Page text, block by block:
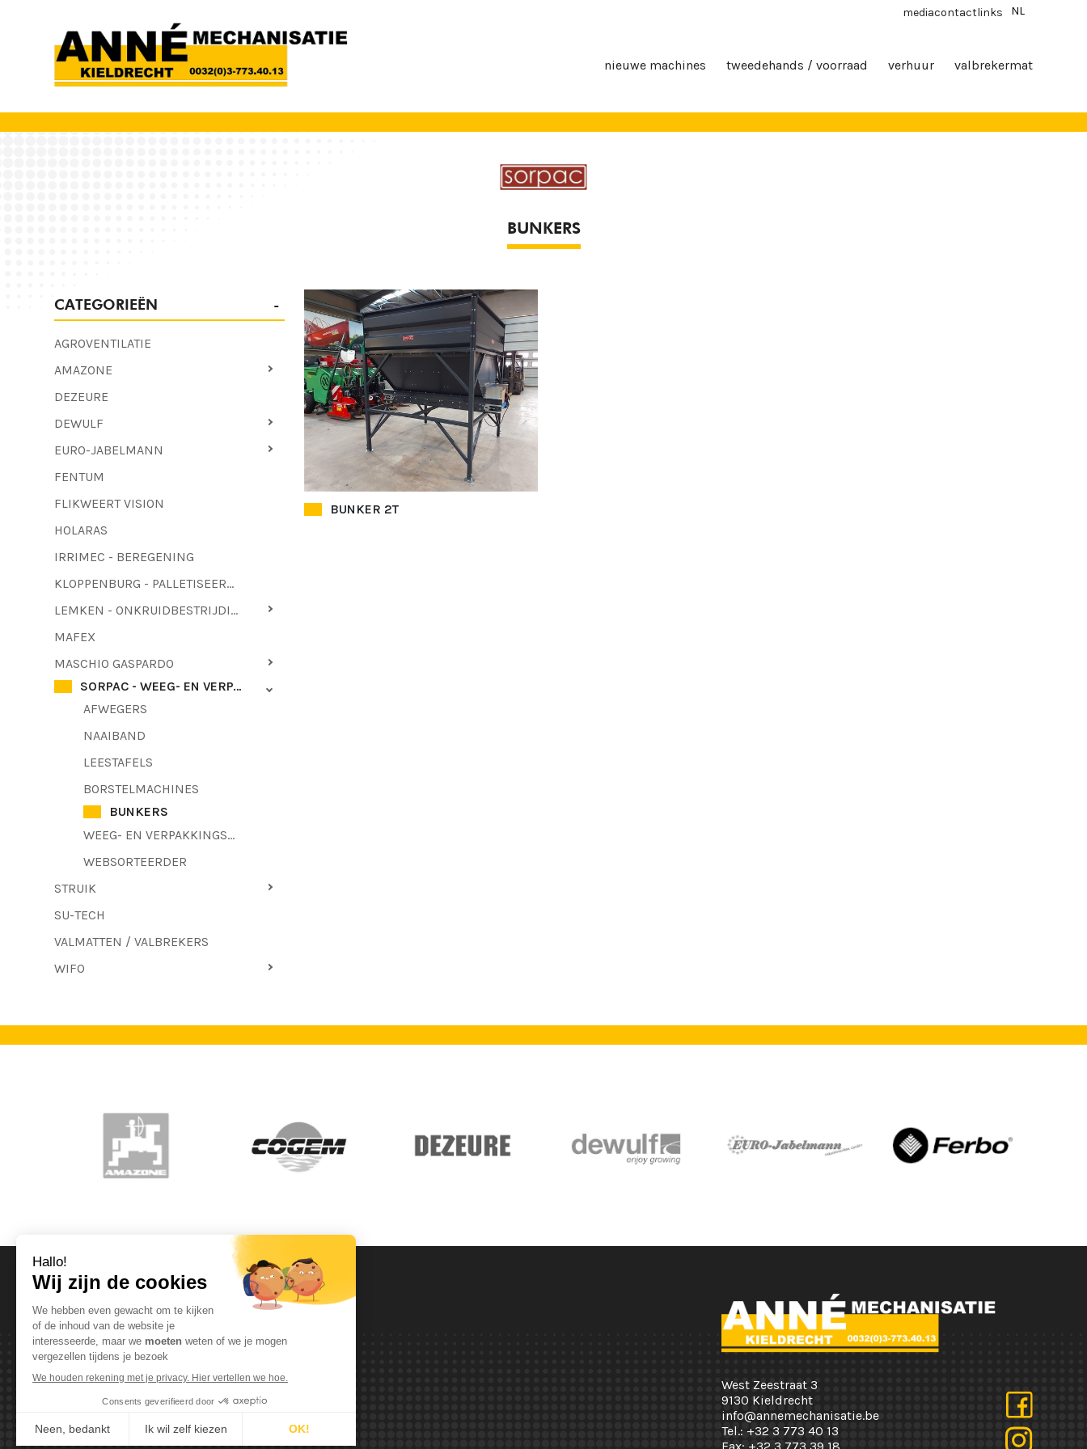
mediacontactlinks NL
nieuwe machines tweedehands / voorraad verhuur valbrekermat
BUNKERS
CATEGORIEËN
AGROVENTILATIE
AMAZONE
DEZEURE
DEWULF
EURO-JABELMANN
FENTUM
FLIKWEERT VISION
HOLARAS
IRRIMEC - BEREGENING
KLOPPENBURG - PALLETISEERMACHINES - LOOFTREKKERS
LEMKEN - ONKRUIDBESTRIJDING
MAFEX
MASCHIO GASPARDO
SORPAC - WEEG- EN VERPAKKINGSTECHNIEK
AFWEGERS
NAAIBAND
LEESTAFELS
BORSTELMACHINES
BUNKERS
WEEG- EN VERPAKKINGSMACHINES
WEBSORTEERDER
STRUIK
SU-TECH
VALMATTEN / VALBREKERS
WIFO
BUNKER 2T
OPENINGSUREN
Maandag T.E.M. Vrijdag :
Van 08:00 tot 12:00 en van 13:00 tot 17:30
Zaterdag :
Gesloten
West Zeestraat 3
9130 Kieldrecht
info@annemechanisatie.be
Tel.: +32 3 773 40 13